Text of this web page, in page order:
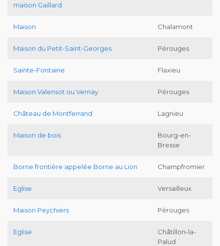
maison Gaillard
Maison Chalamont
Maison du Petit-Saint-Georges Pérouges
Sainte-Fontaine Flaxieu
Maison Valensot ou Vernay Pérouges
Château de Montferrand Lagnieu
Maison de bois
Bourg-en-
Bresse
Borne frontière appelée Borne au Lion Champfromier
Eglise Versailleux
Maison Peychiers Pérouges
Eglise
Châtillon-la-
Palud